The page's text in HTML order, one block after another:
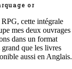
or
cette intégrale
mes deux ouvrages
dans un format
que les livres
aussi en Anglais.